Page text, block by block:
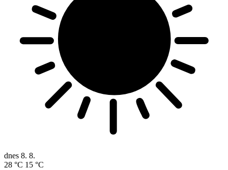
dnes 8. 8.
28 °C 15 °C